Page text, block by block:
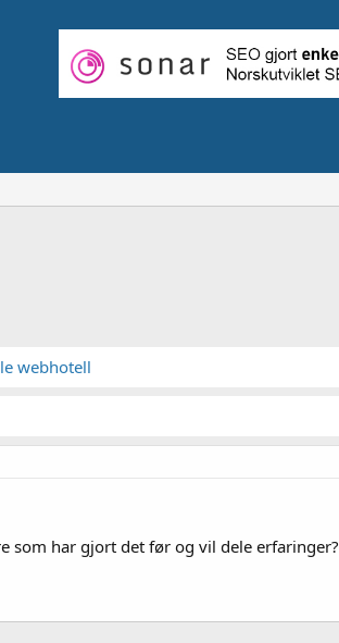
webhotell
som har gjort det før og vil dele erfaringer?